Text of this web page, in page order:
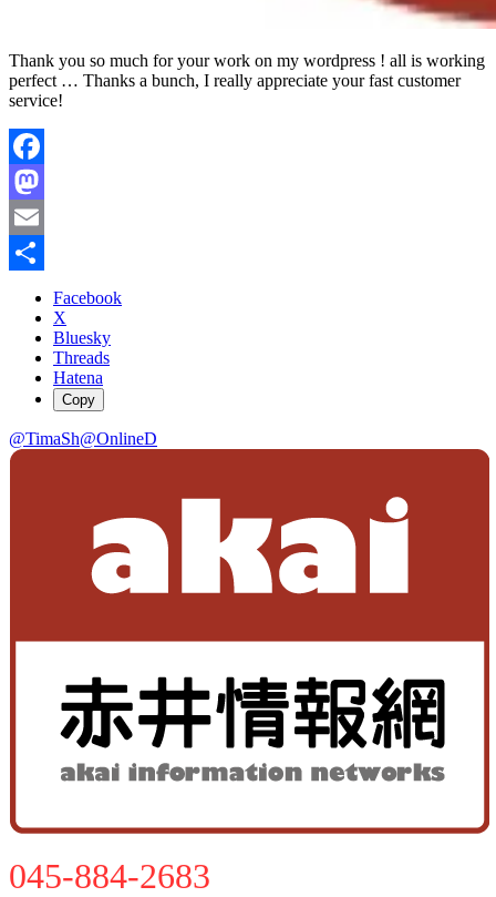
Thank you so much for your work on my wordpress ! all is working
perfect … Thanks a bunch, I really appreciate your fast customer
service!
Facebook
Mastodon
Email
Facebook
X
Bluesky
Threads
Hatena
Copy
@TimaSh@OnlineD
045-884-2683